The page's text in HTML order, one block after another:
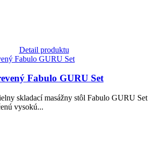
Detail produktu
Fabulo GURU Set
skladací masážny stôl Fabulo GURU Set
vysokú...